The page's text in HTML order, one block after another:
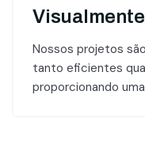
Nossos projetos
tanto eficientes
proporcionando